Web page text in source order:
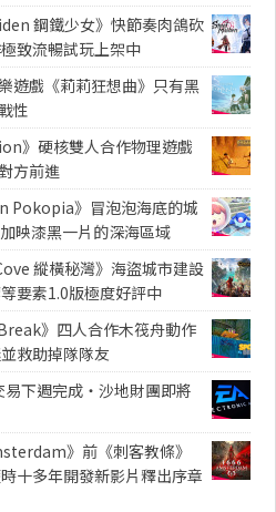
鋼鐵少女》快節奏肉鴿砍
致流暢試玩上架中
遊戲《莉莉狂想曲》只有黑
性
》硬核雙人合作物理遊戲
方前進
Pokopia》冒泡泡海底的城
映漆黑一片的深海區域
縱橫秘灣》海盜城市建設
要素1.0版極度好評中
》四人合作木筏舟動作
救助掉隊隊友
易下週完成・沙地財團即將
》前《刺客教條》
十多年開發新影片釋出序章